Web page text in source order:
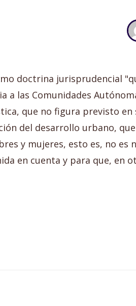
doctrina jurisprudencial
a las Comunidades
que no figura previsto
del desarrollo urbano,
y mujeres, esto es, no
en cuenta y para que, en